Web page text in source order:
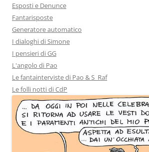
Esposti e Denunce
Fantarisposte
Generatore automatico
I dialoghi di Simone
I pensieri di GG
L'angolo di Pao
Le fantainterviste di Pao & S_Raf
Le folli notti di CdP